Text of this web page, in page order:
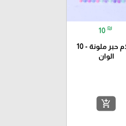
10 ₪
اقلام حبر ملونة - 10
الوان
add_shopping_cart